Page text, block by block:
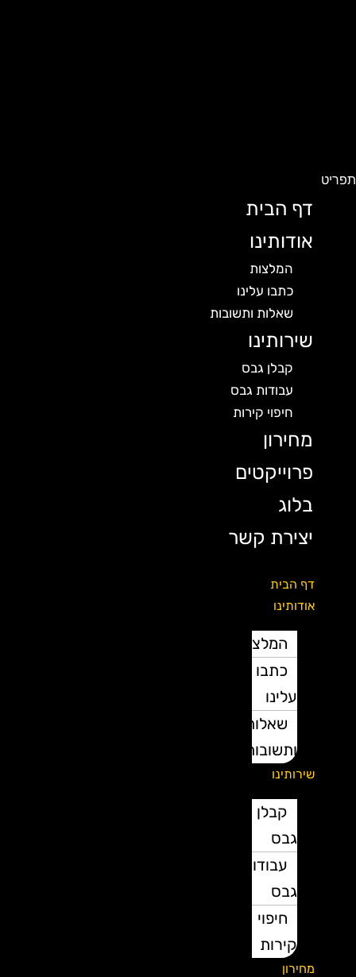
דף הבית
אודותינו
המלצות
כתבו עלינו
שאלות ותשובות
שירותינו
קבלן גבס
עבודות גבס
חיפוי קירות
מחירון
פרוייקטים
בלוג
יצירת קשר
דף הבית
אודותינו
המלצות
כתבו
עלינו
שאלות
ותשובות
שירותינו
קבלן
גבס
עבודות
גבס
חיפוי
קירות
מחירון